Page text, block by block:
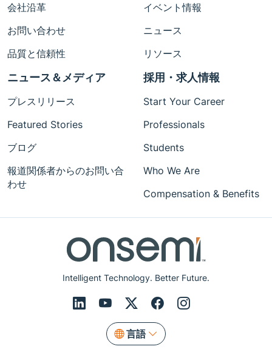
Intelligent Technology. Better Future.
言語
会社沿革
お問い合わせ
品質と信頼性
イベント情報
ニュース
リソース
ニュース＆メディア
プレスリリース
Featured Stories
ブログ
報道関係者からのお問い合
わせ
採用・求人情報
Start Your Career
Professionals
Students
Who We Are
Compensation & Benefits